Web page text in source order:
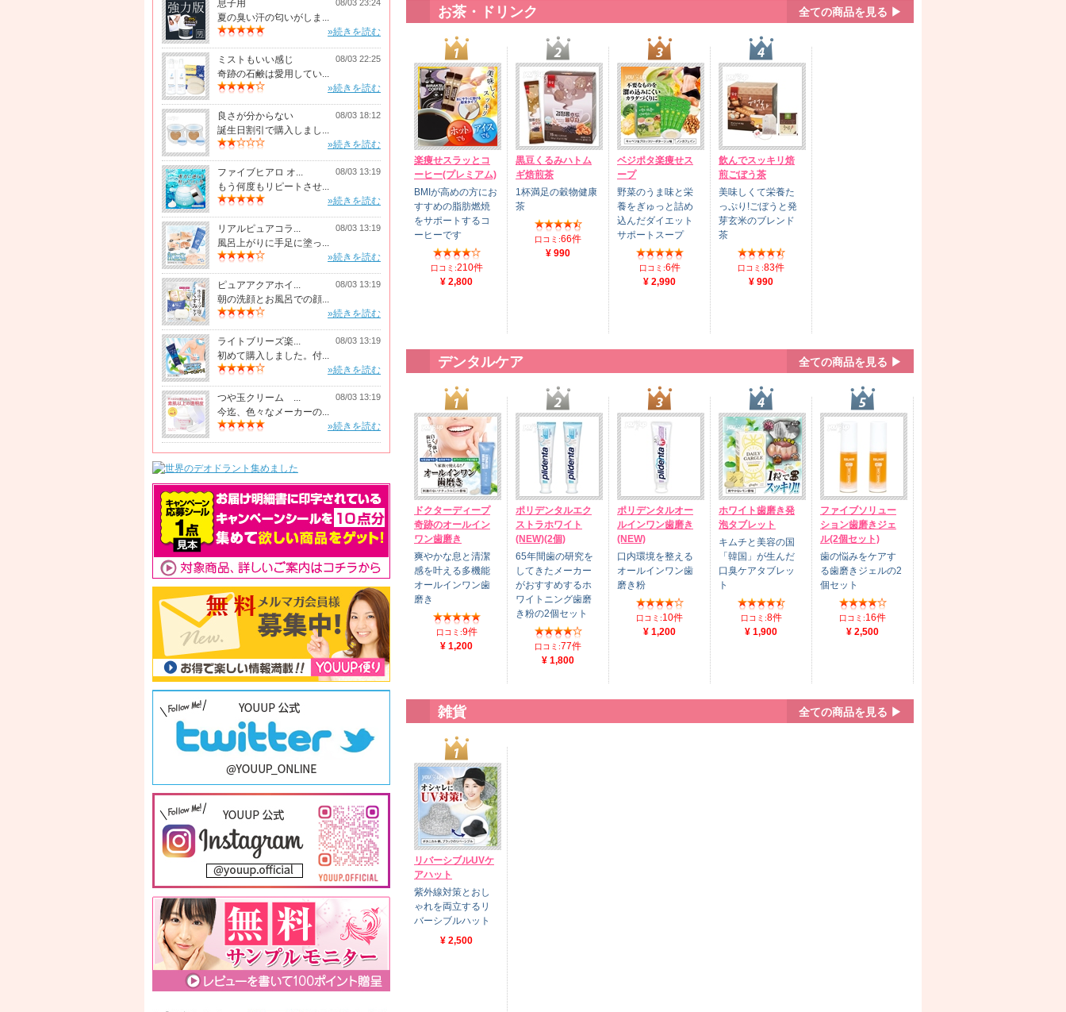
息子用 08/03 23:24
夏の臭い汗の匂いがしま...
»続きを読む
ミストもいい感じ 08/03 22:25
奇跡の石鹸は愛用してい...
»続きを読む
良さが分からない 08/03 18:12
誕生日割引で購入しまし...
»続きを読む
ファイブヒアロ オ... 08/03 13:19
もう何度もリピートさせ...
»続きを読む
リアルピュアコラ... 08/03 13:19
風呂上がりに手足に塗っ...
»続きを読む
ピュアアクアホイ... 08/03 13:19
朝の洗顔とお風呂での顔...
»続きを読む
ライトブリーズ楽... 08/03 13:19
初めて購入しました。付...
»続きを読む
つや玉クリーム ... 08/03 13:19
今迄、色々なメーカーの...
»続きを読む
お茶・ドリンク 全ての商品を見る ▶
楽痩せスラッとコ
ーヒー(プレミアム)
BMIが高めの方にお
すすめの脂肪燃焼
をサポートするコ
ーヒーです
口コミ:210件
¥ 2,800
黒豆くるみハトム
ギ焙煎茶
1杯満足の穀物健康
茶
口コミ:66件
¥ 990
ベジポタ楽痩せス
ープ
野菜のうま味と栄
養をぎゅっと詰め
込んだダイエット
サポートスープ
口コミ:6件
¥ 2,990
飲んでスッキリ焙
煎ごぼう茶
美味しくて栄養た
っぷり!ごぼうと発
芽玄米のブレンド
茶
口コミ:83件
¥ 990
デンタルケア 全ての商品を見る ▶
ドクターディープ
奇跡のオールイン
ワン歯磨き
爽やかな息と清潔
感を叶える多機能
オールインワン歯
磨き
口コミ:9件
¥ 1,200
ポリデンタルエク
ストラホワイト
(NEW)(2個)
65年間歯の研究を
してきたメーカー
がおすすめするホ
ワイトニング歯磨
き粉の2個セット
口コミ:77件
¥ 1,800
ポリデンタルオー
ルインワン歯磨き
(NEW)
口内環境を整える
オールインワン歯
磨き粉
口コミ:10件
¥ 1,200
ホワイト歯磨き発
泡タブレット
キムチと美容の国
「韓国」が生んだ
口臭ケアタブレッ
ト
口コミ:8件
¥ 1,900
ファイブソリュー
ション歯磨きジェ
ル(2個セット)
歯の悩みをケアす
る歯磨きジェルの2
個セット
口コミ:16件
¥ 2,500
雑貨 全ての商品を見る ▶
リバーシブルUVケ
アハット
紫外線対策とおし
ゃれを両立するリ
バーシブルハット
¥ 2,500